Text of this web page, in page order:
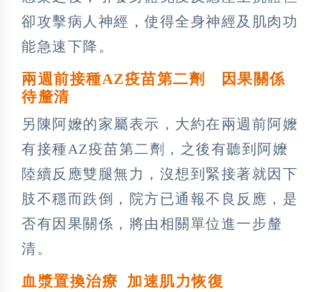
卻攻擊病人神經，使得全身神經及肌肉功
能急速下降。
兩週前接種AZ疫苗第二劑 因果關係
待釐清
另陳阿嬤的家屬表示，大約在兩週前阿嬤
有接種AZ疫苗第二劑，之後有聽到阿嬤
陸續反應雙腿無力，沒想到緊接著就因下
肢不穩而跌倒，院方已通報不良反應，是
否有因果關係，將由相關單位進一步釐
清。
血漿置換治療 加速肌力恢復